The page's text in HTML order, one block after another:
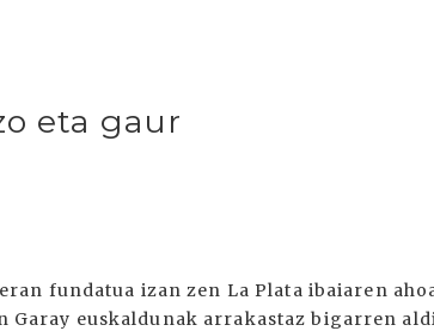
eta gaur
fundatua izan zen La Plata ibaiaren
euskaldunak arrakastaz bigarren